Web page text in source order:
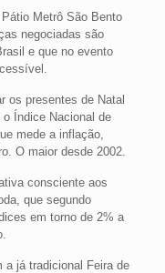
Metrô São Bento
negociadas são
e que no evento
os presentes de Natal
Índice Nacional de
mede a inflação,
O maior desde 2002.
consciente aos
que segundo
em torno de 2% a
a já tradicional Feira de